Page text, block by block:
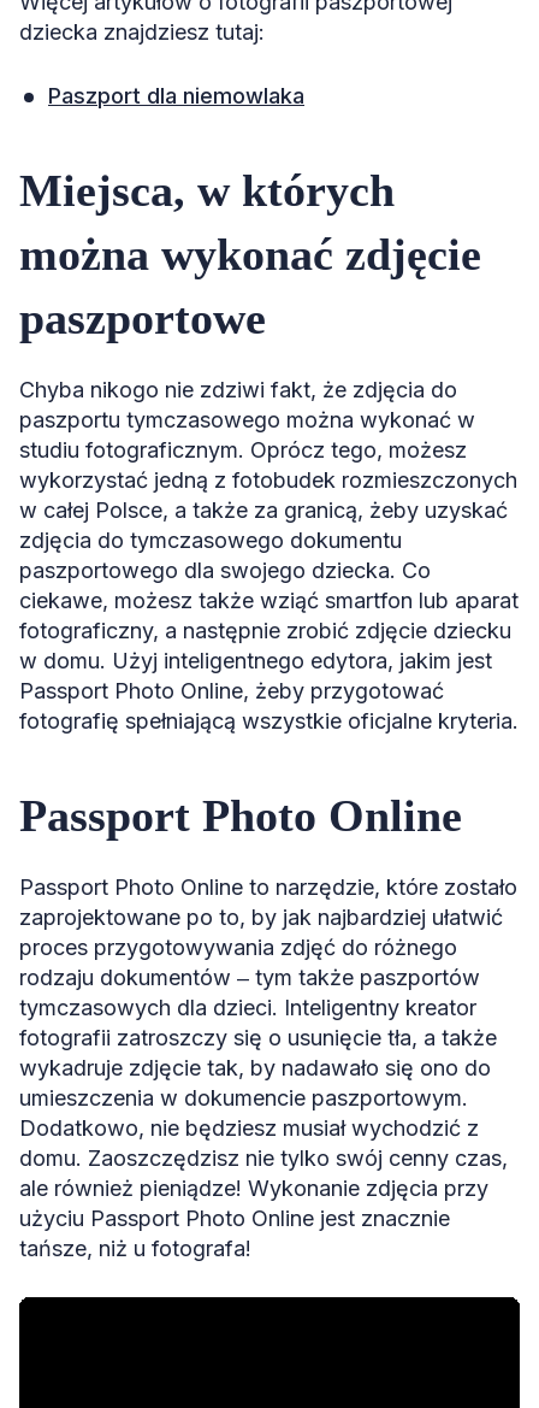
dziecka znajdziesz tutaj:
Paszport dla niemowlaka
Miejsca, w których
można wykonać zdjęcie
paszportowe
Chyba nikogo nie zdziwi fakt, że zdjęcia do
paszportu tymczasowego można wykonać w
studiu fotograficznym. Oprócz tego, możesz
wykorzystać jedną z fotobudek rozmieszczonych
w całej Polsce, a także za granicą, żeby uzyskać
zdjęcia do tymczasowego dokumentu
paszportowego dla swojego dziecka. Co
ciekawe, możesz także wziąć smartfon lub aparat
fotograficzny, a następnie zrobić zdjęcie dziecku
w domu. Użyj inteligentnego edytora, jakim jest
Passport Photo Online, żeby przygotować
fotografię spełniającą wszystkie oficjalne kryteria.
Passport Photo Online
Passport Photo Online to narzędzie, które zostało
zaprojektowane po to, by jak najbardziej ułatwić
proces przygotowywania zdjęć do różnego
rodzaju dokumentów ‒ tym także paszportów
tymczasowych dla dzieci. Inteligentny kreator
fotografii zatroszczy się o usunięcie tła, a także
wykadruje zdjęcie tak, by nadawało się ono do
umieszczenia w dokumencie paszportowym.
Dodatkowo, nie będziesz musiał wychodzić z
domu. Zaoszczędzisz nie tylko swój cenny czas,
ale również pieniądze! Wykonanie zdjęcia przy
użyciu Passport Photo Online jest znacznie
tańsze, niż u fotografa!